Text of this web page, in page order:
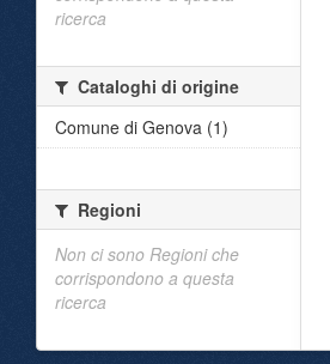
ricerca
Cataloghi di origine
Comune di Genova (1)
Regioni
Non ci sono Regioni che
corrispondono a questa
ricerca